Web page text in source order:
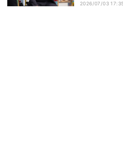
2026/07/03